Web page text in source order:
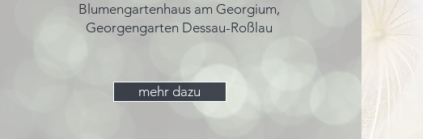
Blumengartenhaus am Georgium,
Georgengarten Dessau-Roßlau
mehr dazu